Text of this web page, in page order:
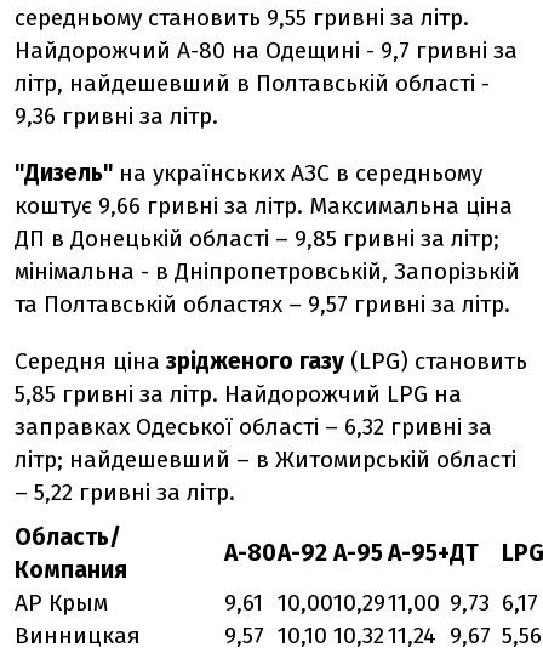
середньому становить 9,55 гривні за літр.
Найдорожчий А-80 на Одещині - 9,7 гривні за
літр, найдешевший в Полтавській області -
9,36 гривні за літр.
"Дизель" на українських АЗС в середньому
коштує 9,66 гривні за літр. Максимальна ціна
ДП в Донецькій області – 9,85 гривні за літр;
мінімальна - в Дніпропетровській, Запорізькій
та Полтавській областях – 9,57 гривні за літр.
Середня ціна зрідженого газу (LPG) становить
5,85 гривні за літр. Найдорожчий LPG на
заправках Одеської області – 6,32 гривні за
літр; найдешевший – в Житомирській області
– 5,22 гривні за літр.
Область/
Компания
А-80А-92 А-95А-95+ДТ
LPG
АР Крым
9,61 10,0010,2911,00 9,73 6,17
Винницкая
9,57 10,10 10,3211,24 9,67 5,56